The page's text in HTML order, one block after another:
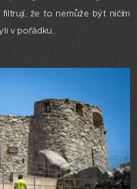
že to nemůže být ničím
v pořádku..